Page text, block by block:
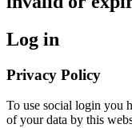
Log in
Privacy Policy
To use social login you
of your data by this